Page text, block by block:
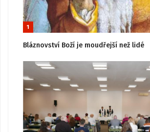
1
Bláznovství Boží je moudřejší než lidé